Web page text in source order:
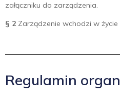
załączniku do zarządzenia.
§ 2 Zarządzenie wchodzi w
Regulamin